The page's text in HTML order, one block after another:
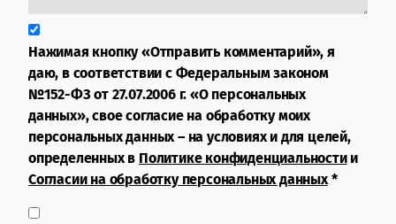
Нажимая кнопку «Отправить комментарий», я
даю, в соответствии с Федеральным законом
№152-ФЗ от 27.07.2006 г. «О персональных
данных», свое согласие на обработку моих
персональных данных – на условиях и для целей,
определенных в Политике конфиденциальностии
Согласии на обработку персональных данных*